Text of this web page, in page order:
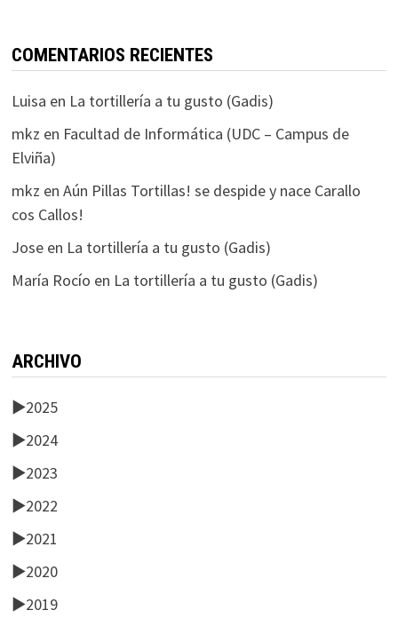
COMENTARIOS RECIENTES
Luisa en La tortillería a tu gusto (Gadis)
mkz en Facultad de Informática (UDC – Campus de
Elviña)
mkz en Aún Pillas Tortillas! se despide y nace Carallo
cos Callos!
Joseen La tortillería a tu gusto (Gadis)
María Rocío en La tortillería a tu gusto (Gadis)
ARCHIVO
►2025
►2024
►2023
►2022
►2021
►2020
►2019